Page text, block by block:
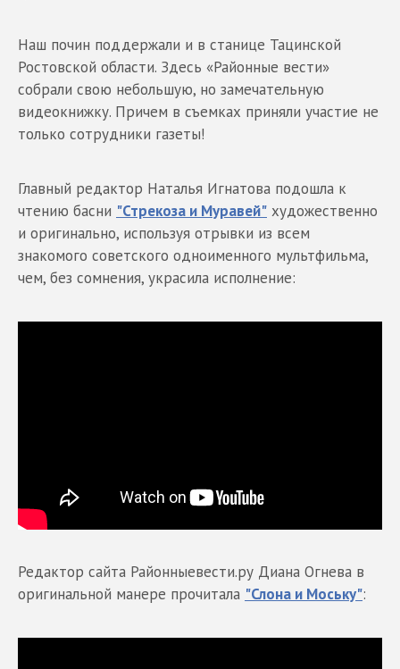
Наш почин поддержали и в станице Тацинской
Ростовской области. Здесь «Районные вести»
собрали свою небольшую, но замечательную
видеокнижку. Причем в съемках приняли участие не
только сотрудники газеты!
Главный редактор Наталья Игнатова подошла к
чтению басни "Стрекоза и Муравей" художественно
и оригинально, используя отрывки из всем
знакомого советского одноименного мультфильма,
чем, без сомнения, украсила исполнение:
Редактор сайта Районныевести.ру Диана Огнева в
оригинальной манере прочитала "Слона и Моську":